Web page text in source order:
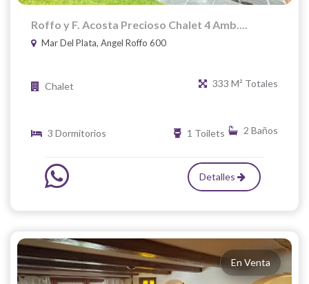
Roffo y F. Acosta Precioso Chalet 4 Amb....
Mar Del Plata, Angel Roffo 600
Chalet 333 M² Totales
3 Dormitorios 2 Baños
1 Toilets
Detalles
En Venta